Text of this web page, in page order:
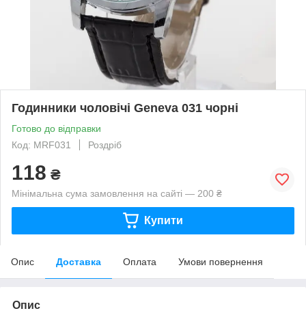
Годинники чоловічі Geneva 031 чорні
Готово до відправки
Код: MRF031
Роздріб
118 ₴
Мінімальна сума замовлення на сайті — 200 ₴
Купити
Опис Доставка Оплата Умови повернення
Опис